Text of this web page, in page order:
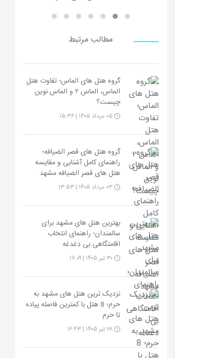
مطالب مرتبط
گروه هتل های الماس؛ تفاوت هتل
الماس، الماس ۲ و الماس نوین
چیست؟
گروه هتل های قصر الضیافه؛
راهنمای کامل آشنایی و مقایسه
هتل های قصر الضیافه مشهد
۰۳ مرداد ۱۴۰۵ | ۱۳:۵۳
بهترین هتل های مشهد برای
سالمندان؛ راهنمای انتخاب
اقامتگاهی بی دغدغه
۳۰ تیر ۱۴۰۵ | ۱۷:۰۹
نزدیک ترین هتل های مشهد به
حرم؛ 8 هتل با کمترین فاصله پیاده
تا حرم